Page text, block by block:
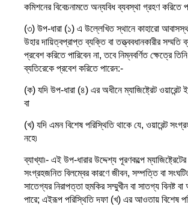
কমিশনের বিবেচনামতে অন্যবিধ ব্যবস্থা গ্রহণ করিতে
(৩) উপ-ধারা (১) এ উল্লেখিত স্থানে কাহারো
উহার দায়িত্বপ্রাপ্ত ব্যক্তি বা তত্ত্ববধানকারীর সম্মতি
প্রবেশ করিতে পারিবেন না, তবে নিম্নবর্ণিত ক্ষেত্রে
ব্যতিরেকে প্রবেশ করিতে পারেন:-
(ক) যদি উপ-ধারা (৪) এর অধীনে ম্যাজিষ্ট্রেট ওয়ারেন্ট
বা
(খ) যদি এমন বিশেষ পরিস্থিতি থাকে যে, ওয়ারেন্ট
নহে৷
ব্যাখ্যা৷- এই উপ-ধারার উদ্দেশ্য পূরণকল্পে ম্যাজিষ্ট্রেটের
সংগ্রহজনিত বিলম্বের কারণে জীবন, সম্পত্তি বা
সাতেগ্যর নিরাপত্তা হুমকির সম্মুখীন বা সাতগ্য বিনষ্ট
পারে; এইরূপ পরিস্থিতি দফা (খ) এর আওতায় বিশেষ